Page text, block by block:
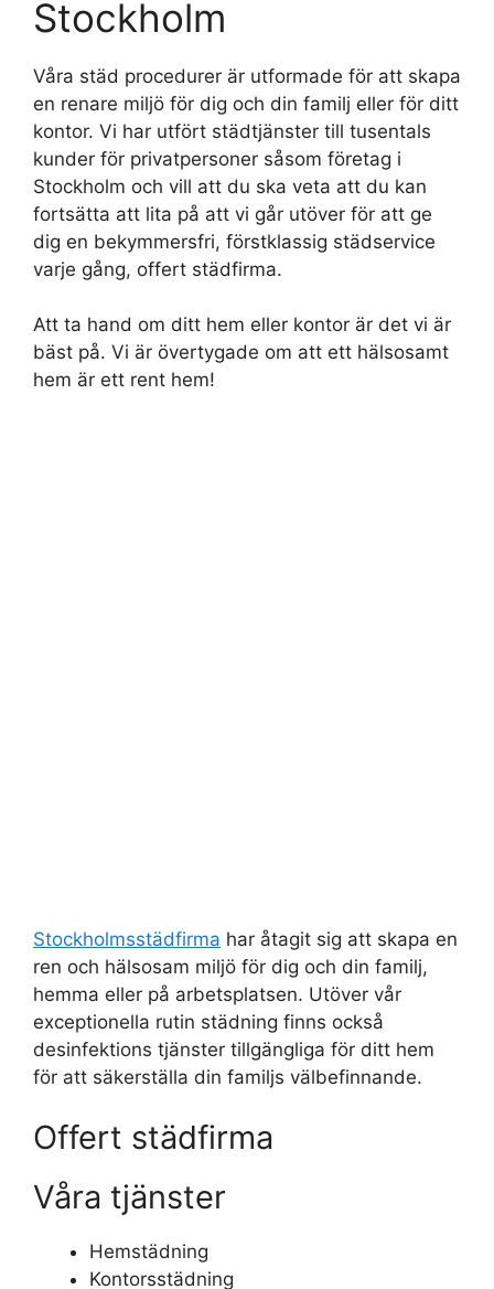
Stockholm
Våra städ procedurer är utformade för att skapa
en renare miljö för dig och din familj eller för ditt
kontor. Vi har utfört städtjänster till tusentals
kunder för privatpersoner såsom företag i
Stockholm och vill att du ska veta att du kan
fortsätta att lita på att vi går utöver för att ge
dig en bekymmersfri, förstklassig städservice
varje gång, offert städfirma.
Att ta hand om ditt hem eller kontor är det vi är
bäst på. Vi är övertygade om att ett hälsosamt
hem är ett rent hem!
Stockholmsstädfirma har åtagit sig att skapa en
ren och hälsosam miljö för dig och din familj,
hemma eller på arbetsplatsen. Utöver vår
exceptionella rutin städning finns också
desinfektions tjänster tillgängliga för ditt hem
för att säkerställa din familjs välbefinnande.
Offert städfirma
Våra tjänster
Hemstädning
Kontorsstädning